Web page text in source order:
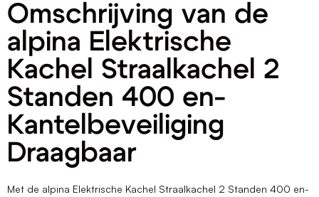
Omschrijving van de
alpina Elektrische
Kachel Straalkachel 2
Standen 400 en-
Kantelbeveiliging
Draagbaar
Met de alpina Elektrische Kachel Straalkachel 2 Standen 400 en-